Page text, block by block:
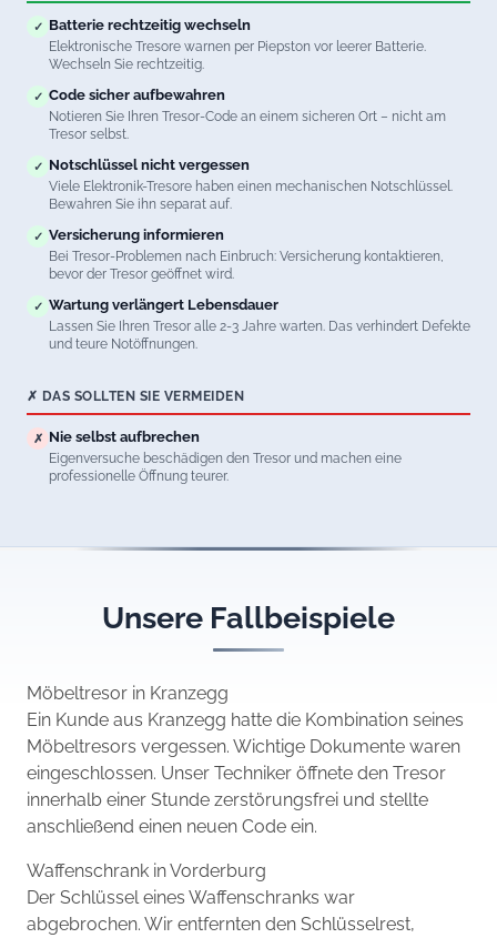
✓ Batterie rechtzeitig wechseln
Elektronische Tresore warnen per Piepston vor leerer Batterie.
Wechseln Sie rechtzeitig.
✓ Code sicher aufbewahren
Notieren Sie Ihren Tresor-Code an einem sicheren Ort – nicht am
Tresor selbst.
✓ Notschlüssel nicht vergessen
Viele Elektronik-Tresore haben einen mechanischen Notschlüssel.
Bewahren Sie ihn separat auf.
✓ Versicherung informieren
Bei Tresor-Problemen nach Einbruch: Versicherung kontaktieren,
bevor der Tresor geöffnet wird.
✓ Wartung verlängert Lebensdauer
Lassen Sie Ihren Tresor alle 2-3 Jahre warten. Das verhindert Defekte
und teure Notöffnungen.
✗ DAS SOLLTEN SIE VERMEIDEN
✗ Nie selbst aufbrechen
Eigenversuche beschädigen den Tresor und machen eine
professionelle Öffnung teurer.
Unsere Fallbeispiele
Möbeltresor in Kranzegg
Ein Kunde aus Kranzegg hatte die Kombination seines
Möbeltresors vergessen. Wichtige Dokumente waren
eingeschlossen. Unser Techniker öffnete den Tresor
innerhalb einer Stunde zerstörungsfrei und stellte
anschließend einen neuen Code ein.
Waffenschrank in Vorderburg
Der Schlüssel eines Waffenschranks war
abgebrochen. Wir entfernten den Schlüsselrest,